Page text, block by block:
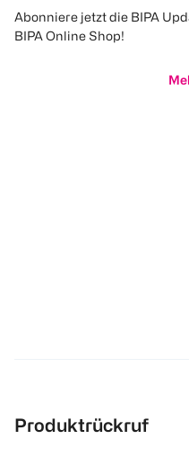
Abonniere jetzt die BIPA
BIPA Online Shop!
Produktrückruf